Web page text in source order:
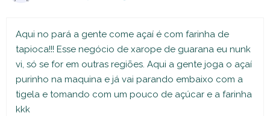
Aqui no pará a gente come açaí é com farinha de
tapioca!!! Esse negócio de xarope de guarana eu nunk
vi, só se for em outras regiões. Aqui a gente joga o açaí
purinho na maquina e já vai parando embaixo com a
tigela e tomando com um pouco de açúcar e a farinha
kkk